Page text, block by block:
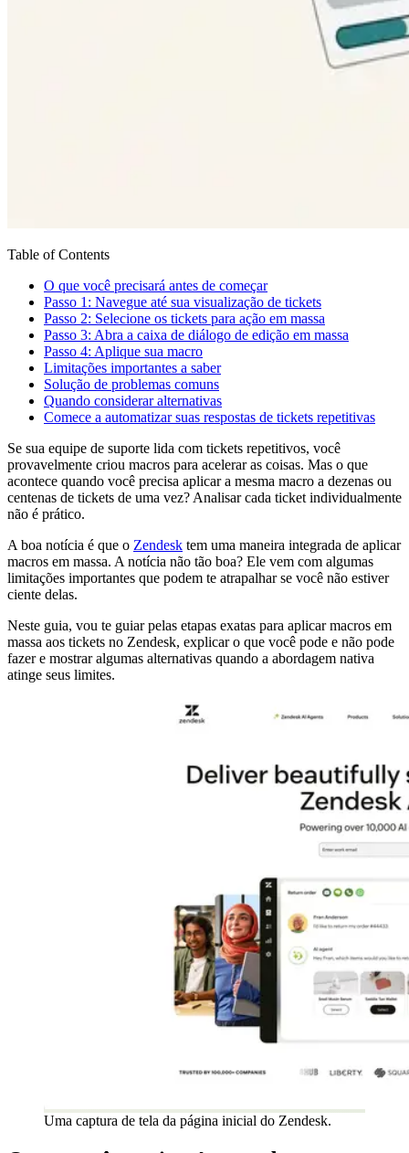
Table of Contents
O que você precisará antes de começar
Passo 1: Navegue até sua visualização de tickets
Passo 2: Selecione os tickets para ação em massa
Passo 3: Abra a caixa de diálogo de edição em massa
Passo 4: Aplique sua macro
Limitações importantes a saber
Solução de problemas comuns
Quando considerar alternativas
Comece a automatizar suas respostas de tickets repetitivas
Se sua equipe de suporte lida com tickets repetitivos, você
provavelmente criou macros para acelerar as coisas. Mas o que
acontece quando você precisa aplicar a mesma macro a dezenas ou
centenas de tickets de uma vez? Analisar cada ticket individualmente
não é prático.
A boa notícia é que o Zendesk tem uma maneira integrada de aplicar
macros em massa. A notícia não tão boa? Ele vem com algumas
limitações importantes que podem te atrapalhar se você não estiver
ciente delas.
Neste guia, vou te guiar pelas etapas exatas para aplicar macros em
massa aos tickets no Zendesk, explicar o que você pode e não pode
fazer e mostrar algumas alternativas quando a abordagem nativa
atinge seus limites.
Uma captura de tela da página inicial do Zendesk.